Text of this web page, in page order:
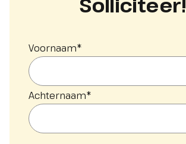
Voornaam*
Achternaam*